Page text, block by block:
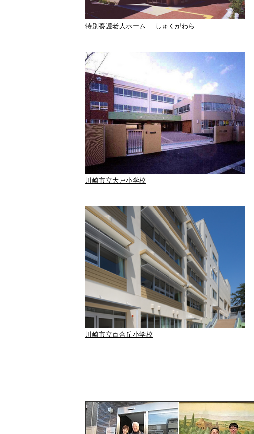
特別養護老人ホーム しゅくがわら
川崎市立大戸小学校
川崎市立百合丘小学校